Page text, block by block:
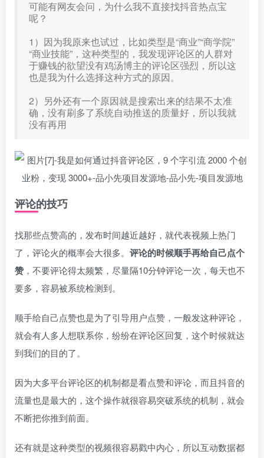
可能有网友会问，为什么我不直接找抖音热点宝
呢？
1）因为我原来也试过，比如类型是“商业”“商学院”
“商业技能”，这种类型的，我发现评论区的人群对
于赚钱的欲望没有鸡汤博主的评论区强烈，所以这
也是我为什么选择这种方式的原因。
2）另外还有一个原因就是搜索出来的结果不太准
确，没有刷多了系统自动推送的质量好，所以我就
没有再用
评论的技巧
找那些点赞高的，发布时间越近越好，就代表视频上热门
了，评论火的概率会大很多。 评论的时候顺手再给自己点个
赞 ，不要评论得太频繁，尽量隔10分钟评论一次，每天也不
要多，容易被系统检测到。
顺手给自己点赞也是为了引导用户点赞，一般发这种评论，
就会有人多人想联系你，纷纷在评论区回复，这个时候就达
到我们的目的了。
因为大多平台评论区的机制都是看点赞和评论，而且抖音的
流量也是最大的，这个操作就很容易突破系统的机制，就会
不断把你推到前面。
还有就是这种类型的视频很容易戳中内心，所以互动数据都